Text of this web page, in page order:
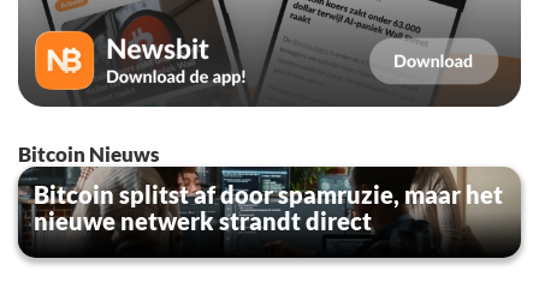
Bitcoin Nieuws
Bitcoin splitst af door spamruzie, maar het
nieuwe netwerk strandt direct